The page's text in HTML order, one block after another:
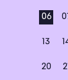
06
13
20